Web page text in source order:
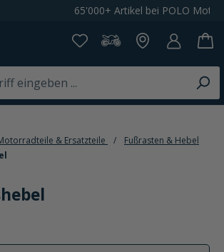
Artikel bei POLO Motorrad
& Ersatzteile
Fußrasten & Hebel